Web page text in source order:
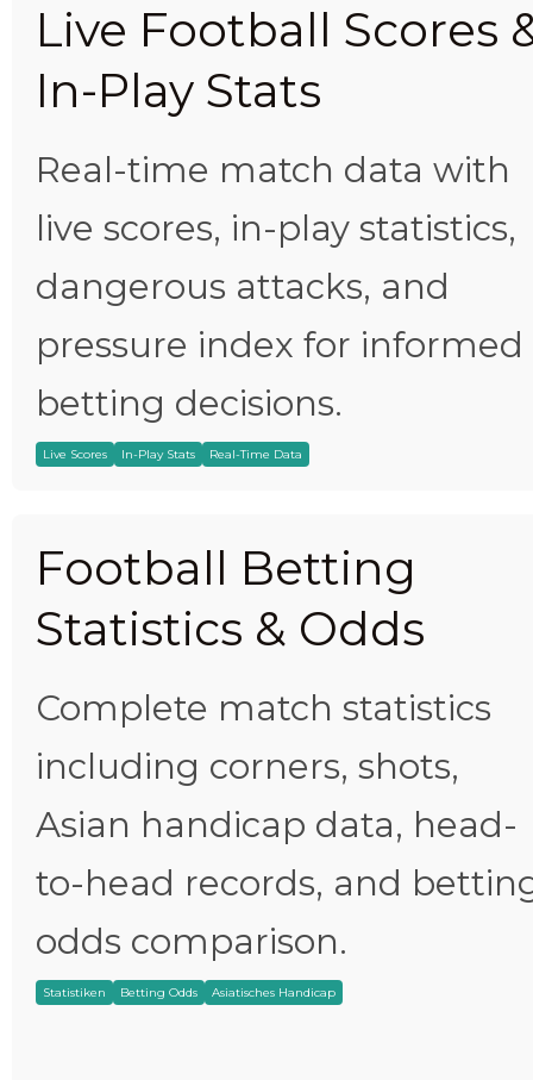
Live Football Scores
In-Play Stats
Real-time match data with
live scores, in-play statistics,
dangerous attacks, and
pressure index for informed
betting decisions.
Live Scores In-Play Stats Real-Time Data
Football Betting
Statistics & Odds
Complete match statistics
including corners, shots,
Asian handicap data, head-
to-head records, and
odds comparison.
Statistiken Betting Odds Asiatisches Handicap